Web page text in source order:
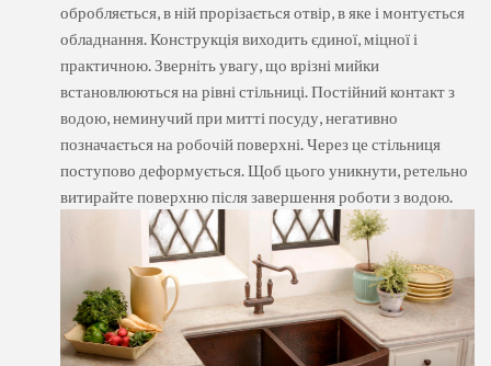
обробляється, в ній прорізається отвір, в яке і монтується
обладнання. Конструкція виходить єдиної, міцної і
практичною. Зверніть увагу, що врізні мийки
встановлюються на рівні стільниці. Постійний контакт з
водою, неминучий при митті посуду, негативно
позначається на робочій поверхні. Через це стільниця
поступово деформується. Щоб цього уникнути, ретельно
витирайте поверхню після завершення роботи з водою.